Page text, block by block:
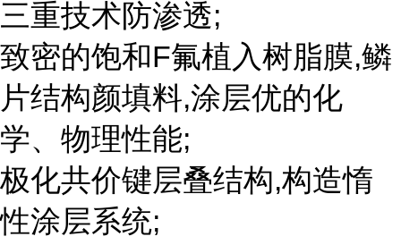
三重技术防渗透;
致密的饱和F氟植入树脂膜,鳞
片结构颜填料,涂层优的化
学、物理性能;
极化共价键层叠结构,构造惰
性涂层系统;